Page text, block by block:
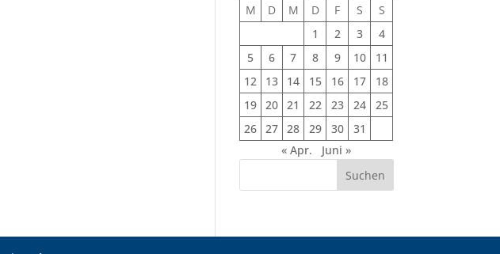
M
D M D F S
S
1
2 3
4
5
6 7 8 9 10
11
12
13 14 15 16 17
18
19 20 21 22 23 24
25
26 27 28 29 30
31
« Apr.
Juni »
Suchen